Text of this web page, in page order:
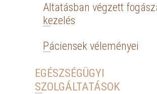
Altatásban végzett
kezelés
Páciensek véleményei
EGÉSZSÉGÜGYI
SZOLGÁLTATÁSOK